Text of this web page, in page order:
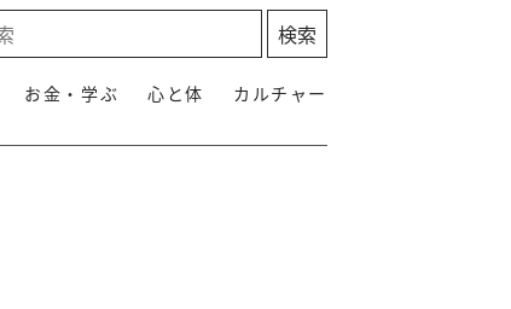
お金・学ぶ 心と体 カルチャー